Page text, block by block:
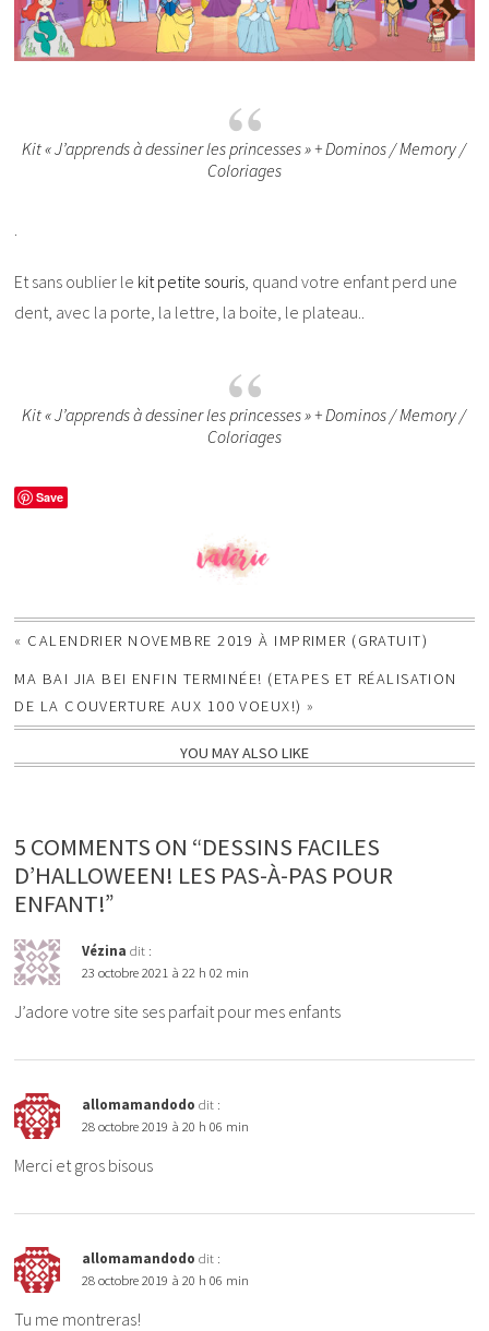
Kit « J’apprends à dessiner les princesses » + Dominos / Memory /
Coloriages
Et sans oublier le kit petite souris , quand votre enfant perd une
dent, avec la porte, la lettre, la boite, le plateau..
Kit « J’apprends à dessiner les princesses » + Dominos / Memory /
Coloriages
Save
« CALENDRIER NOVEMBRE 2019 À IMPRIMER (GRATUIT)
MA BAI JIA BEI ENFIN TERMINÉE! (ETAPES ET RÉALISATION
DE LA COUVERTURE AUX 100 VOEUX!) »
YOU MAY ALSO LIKE
5 COMMENTS ON “DESSINS FACILES
D’HALLOWEEN! LES PAS-À-PAS POUR
ENFANT!”
Vézina dit :
23 octobre 2021 à 22 h 02 min
J’adore votre site ses parfait pour mes enfants
allomamandodo dit :
28 octobre 2019 à 20 h 06 min
Merci et gros bisous
allomamandodo dit :
28 octobre 2019 à 20 h 06 min
Tu me montreras!